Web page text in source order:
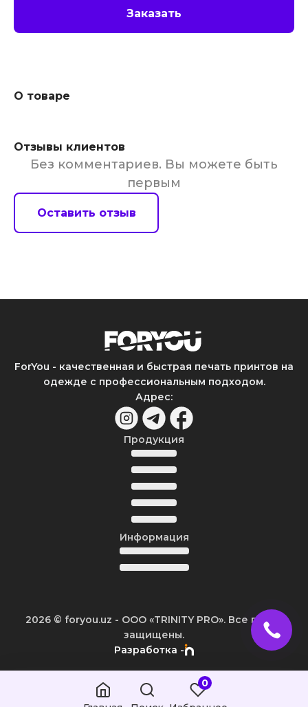
Заказать
О товаре
Отзывы клиентов
Без комментариев. Вы можете быть
первым
Оставить отзыв
ForYou - качественная и быстрая печать принтов на
одежде с профессиональным подходом.
Адрес:
Продукция
Информация
2026 © foryou.uz - ООО «TRINITY PRO». Все права
защищены.
Разработка -
0